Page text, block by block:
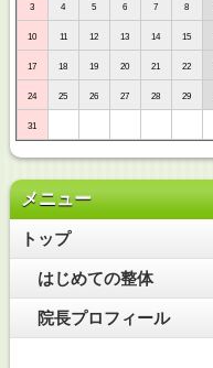
3 4 5 6 7 8
10 11 12 13 14 15
17 18 19 20 21 22
24 25 26 27 28 29
31
メニュー
トップ
はじめての整体
院長プロフィール